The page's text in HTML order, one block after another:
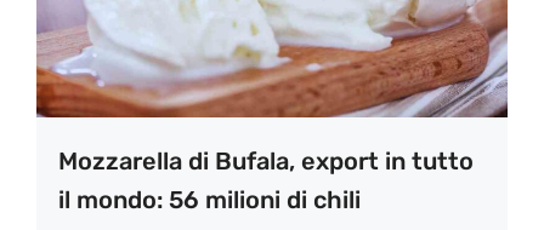
Mozzarella di Bufala, export in tutto
il mondo: 56 milioni di chili